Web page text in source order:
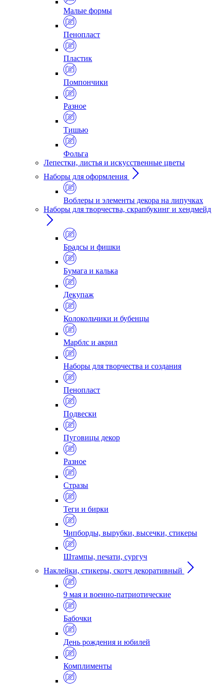
Малые формы
Пенопласт
Пластик
Помпончики
Разное
Тишью
Фольга
Лепестки, листья и искусственные цветы
Наборы для оформления
Воблеры и элементы декора на липучках
Наборы для творчества, скрапбукинг и хендмейд
Брадсы и фишки
Бумага и калька
Декупаж
Колокольчики и бубенцы
Марблс и акрил
Наборы для творчества и создания
Пенопласт
Подвески
Пуговицы декор
Разное
Стразы
Теги и бирки
Чипборды, вырубки, высечки, стикеры
Штампы, печати, сургуч
Наклейки, стикеры, скотч декоративный
9 мая и военно-патриотические
Бабочки
День рождения и юбилей
Комплименты